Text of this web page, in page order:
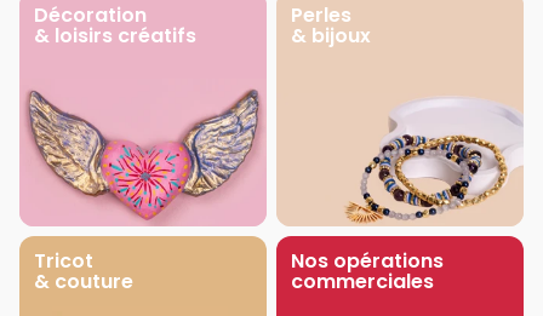
Décoration
& loisirs créatifs
Perles
& bijoux
Tricot
& couture
Nos opérations
commerciales